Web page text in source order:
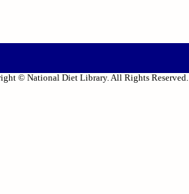
© National Diet Library. All Rights Reserved.